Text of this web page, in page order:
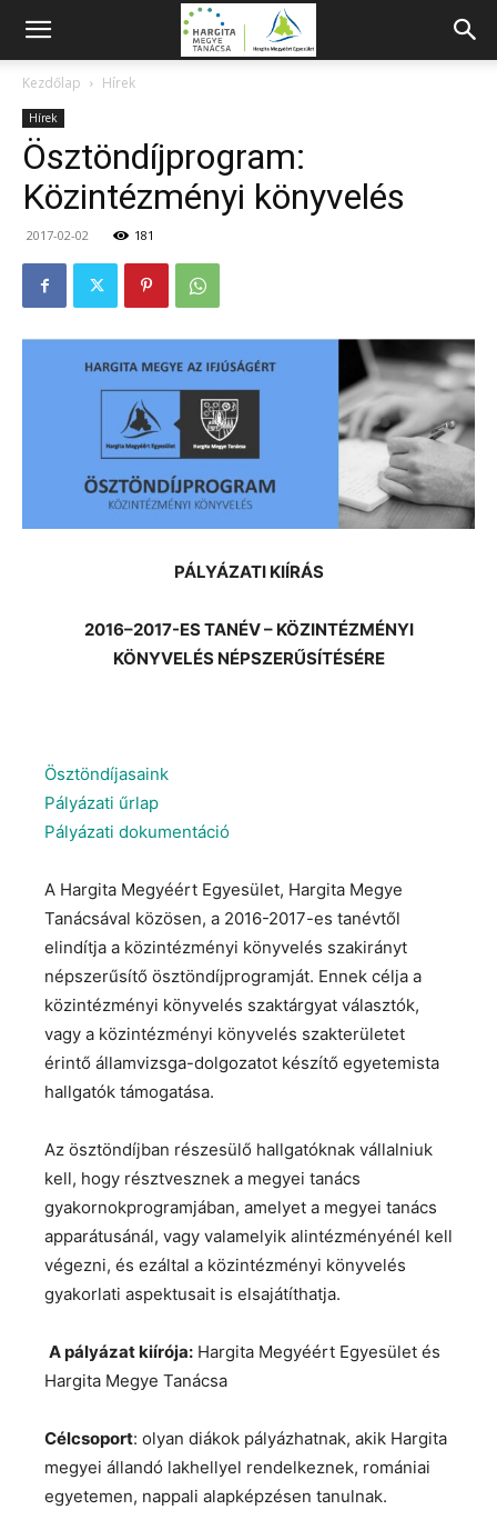
Kezdőlap Hírek
Hírek
Ösztöndíjprogram:
Közintézményi könyvelés
2017-02-02 181
PÁLYÁZATI KIÍRÁS
2016–2017-ES TANÉV – KÖZINTÉZMÉNYI
KÖNYVELÉS NÉPSZERŰSÍTÉSÉRE
Ösztöndíjasaink
Pályázati űrlap
Pályázati dokumentáció
A Hargita Megyéért Egyesület, Hargita Megye
Tanácsával közösen, a 2016-2017-es tanévtől
elindítja a közintézményi könyvelés szakirányt
népszerűsítő ösztöndíjprogramját. Ennek célja a
közintézményi könyvelés szaktárgyat választók,
vagy a közintézményi könyvelés szakterületet
érintő államvizsga-dolgozatot készítő egyetemista
hallgatók támogatása.
Az ösztöndíjban részesülő hallgatóknak vállalniuk
kell, hogy résztvesznek a megyei tanács
gyakornokprogramjában, amelyet a megyei tanács
apparátusánál, vagy valamelyik alintézményénél kell
végezni, és ezáltal a közintézményi könyvelés
gyakorlati aspektusait is elsajátíthatja.
A pályázat kiírója: Hargita Megyéért Egyesület és
Hargita Megye Tanácsa
Célcsoport: olyan diákok pályázhatnak, akik Hargita
megyei állandó lakhellyel rendelkeznek, romániai
egyetemen, nappali alapképzésen tanulnak.